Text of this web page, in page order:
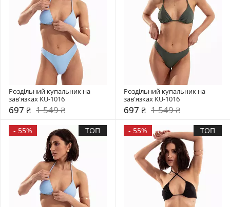
Роздільний купальник на
зав'язках KU-1016
697 ₴ 1 549 ₴
Роздільний купальник на
зав'язках KU-1016
697 ₴ 1 549 ₴
- 55% ТОП - 55% ТОП